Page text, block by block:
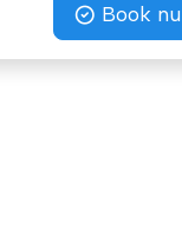
Book nu